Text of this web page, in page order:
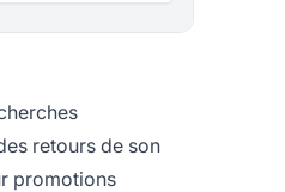
retours de son
promotions